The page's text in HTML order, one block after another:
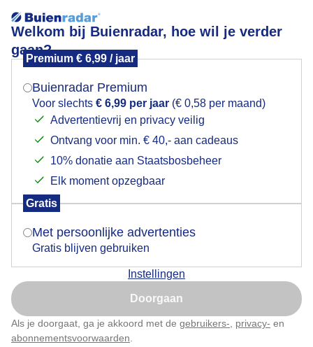
Welkom bij Buienradar, hoe wil je verder
gaan?
Premium € 6,99 / jaar
Buienradar Premium
Voor slechts € 6,99 per jaar (€ 0,58 per maand)
Advertentievrij en privacy veilig
Ontvang voor min. € 40,- aan cadeaus
10% donatie aan Staatsbosbeheer
Elk moment opzegbaar
Gratis
Met persoonlijke advertenties
Gratis blijven gebruiken
Instellingen
Doorgaan
Als je doorgaat, ga je akkoord met de gebruikers- privacy- en
abonnementsvoorwaarden
Zonsopkomst.
Een kleurrijke start van de dag.
Door: Hans van loenen Gemaakt: 13-05-2026, 33x bekeken
Mogen we je locatie gebruiken voor het
Indien je hier nog geen akkoord op hebt gegeven,
verschijnt er zo een pop-up uit je browser waarin
Is goed, toon de popup
Nu niet, misschien later
Klik hierom dit aan te passen